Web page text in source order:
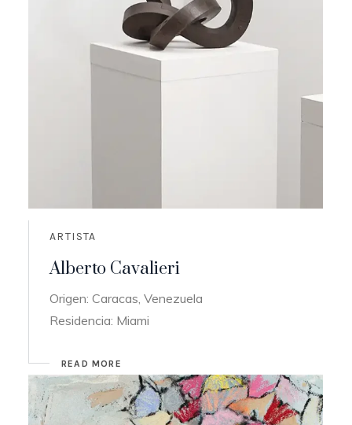
ARTISTA
Alberto Cavalieri
Origen: Caracas, Venezuela
Residencia: Miami
READ MORE